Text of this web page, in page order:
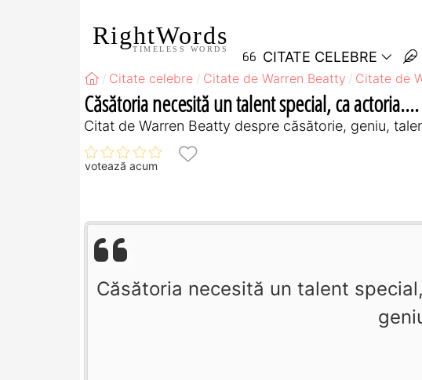
RightWords
TIMELESS WORDS CITATE CELEBRE
Citate celebre Citate de Warren Beatty Citate de
Căsătoria necesită un talent special, ca actoria....
Citat de Warren Beatty despre căsătorie, geniu,
votează acum
Căsătoria necesită un talent